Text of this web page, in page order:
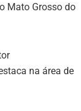
Mato Grosso do
na área de